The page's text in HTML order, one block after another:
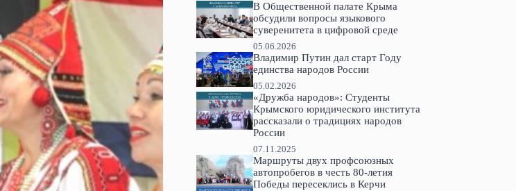
В Общественной палате Крыма
обсудили вопросы языкового
суверенитета в цифровой среде
05.06.2026
Владимир Путин дал старт Году
единства народов России
05.02.2026
«Дружба народов»: Студенты
Крымского юридического института
рассказали о традициях народов
России
07.11.2025
Маршруты двух профсоюзных
автопробегов в честь 80-летия
Победы пересеклись в Керчи